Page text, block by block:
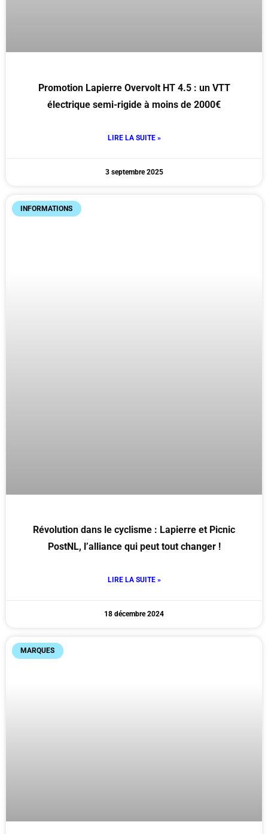
Promotion Lapierre Overvolt HT 4.5 : un VTT
électrique semi-rigide à moins de 2000€
LIRE LA SUITE »
3 septembre 2025
INFORMATIONS
Révolution dans le cyclisme : Lapierre et Picnic
PostNL, l’alliance qui peut tout changer !
LIRE LA SUITE »
18 décembre 2024
MARQUES